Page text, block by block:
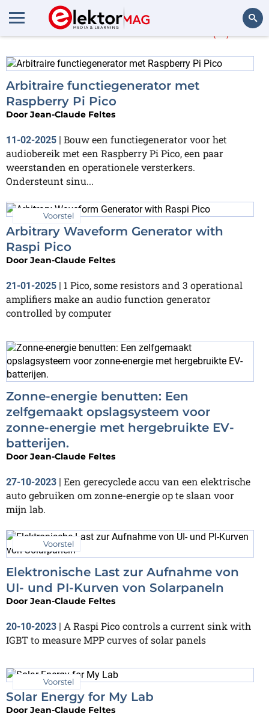
Jean-Claude Feltes
Arbitraire functiegenerator met
Raspberry Pi Pico
Door Jean-Claude Feltes
11-02-2025 | Bouw een functiegenerator voor het
audiobereik met een Raspberry Pi Pico, een paar
weerstanden en operationele versterkers.
Ondersteunt sinu...
Voorstel
Arbitrary Waveform Generator with
Raspi Pico
Door Jean-Claude Feltes
21-01-2025 | 1 Pico, some resistors and 3 operational
amplifiers make an audio function generator
controlled by computer
Zonne-energie benutten: Een
zelfgemaakt opslagsysteem voor
zonne-energie met hergebruikte EV-
batterijen.
Door Jean-Claude Feltes
27-10-2023 | Een gerecyclede accu van een elektrische
auto gebruiken om zonne-energie op te slaan voor
mijn lab.
Voorstel
Elektronische Last zur Aufnahme von
UI- und PI-Kurven von Solarpaneln
Door Jean-Claude Feltes
20-10-2023 | A Raspi Pico controls a current sink with
IGBT to measure MPP curves of solar panels
Voorstel
Solar Energy for My Lab
Door Jean-Claude Feltes